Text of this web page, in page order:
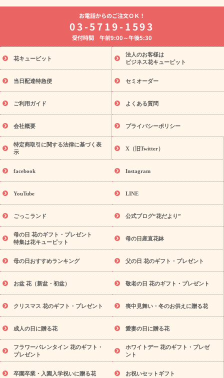
よく贈られる花
お祝いの花特集
誕生日フラワーギフト特集
8月の誕生花(トルコキキョウ)
開店・開業祝い
お供え・お悔やみ お供え・お悔やみの花
通夜・葬儀に贈る花 胡蝶蘭・花鉢
ーブドフラワー
季節のイベント
ひまわり ギフト・プレゼント
特集
お盆 花（新盆・初盆） 季節のイベント
お盆 花（新
盆・初盆）
お盆 花（新盆・初盆）
お盆・お供え 花とセットギ
フト
お盆・お供え プリザーブドフラワー
ひまわり ギフト・プ
レゼント特集
夏の花贈り・お中元・暑中見舞い 花のギフト特集
敬老の日におくる花ギフト・プレゼント特集
花ギフト・プレゼント特集
敬老の日 花のおすすめランキング
敬
老の日 花鉢植えのギフト・プレゼント特集
敬老の日 花とセットギ
フト・プレゼント特集
敬老の日の花 全てのギフト一覧
キャン
ペーン
映画『ウォーターガーディアンズ』コラボキャンペーン
「きょう誕生日なんです」キャンペーン
誕生日の花を探す
誕生日フラワーギフト 誕生日フラワーギフト特集
(トルコキキョウ)
9月の誕生花(リンドウ)
ら探す
お祝いの花特集 当日配達特急便 お祝い商品一覧
念日
結婚祝い 出産祝い 退院祝い・快気祝い
寿祝い
プチギフト ペットのお祝いフラワー
供え・お悔やみ商品一覧
お供え・お悔やみの花
四十九日法要以
お供え プリザーブドフラワー
ペットのお供えフラワー
お盆（新
盆・初盆）
その他 お祝い返し お見舞い
お取り寄せギフト
ビジネス用
ご自宅用 観葉植物 ミディ胡蝶蘭
プリザーブ
ドフラワー
スタイルから探す アレンジメント 花束
スタ
ンド花
お祝い お供え・お悔やみ 胡蝶蘭 胡蝶蘭・花鉢
ディ胡蝶蘭・お祝い
ミディ胡蝶蘭・お供え
世界初の青色胡蝶蘭
観葉植物
観葉植物 産直多肉植物
プリザーブドフラワー
お祝い
お供え・お悔やみ 花とセットギフト
セミオーダー
プチギフト（hanamore -ハナモア-）
花とみどりのeギフト
お電話からのご注文ＯＫ！
03-5719-1593
受付時間 午前9:00～午後5:30
花キューピット
法人のお客様は
ビジネス花キューピット
当日配達特急便 セミオーダー
ご利用ガイド よくある質問
会社概要 プライバシーポリシー
特定商取引に関する法律に基づく表
示
X（旧Twitter）
facebook Instagram
YouTube LINE
ごっこランド 公式ブログ“花だより”
母の日 花のギフト・プレゼント
特集は花キューピット
母の日産直花鉢
母の日おすすめランキング 父の日 花のギフト・プレゼント
お盆 花（新盆・初盆） 敬老の日 花のギフト・プレゼント
クリスマス 花のギフト・プレゼント 喪中見舞い・冬のお供えに贈る花
成人の日に贈る花 愛妻の日に贈る花
フラワーバレンタイン 花のギフト・
プレゼント
ホワイトデー 花のギフト・プレゼ
ント
卒園卒業・入園入学祝いに贈る花 お祝いセットギフト